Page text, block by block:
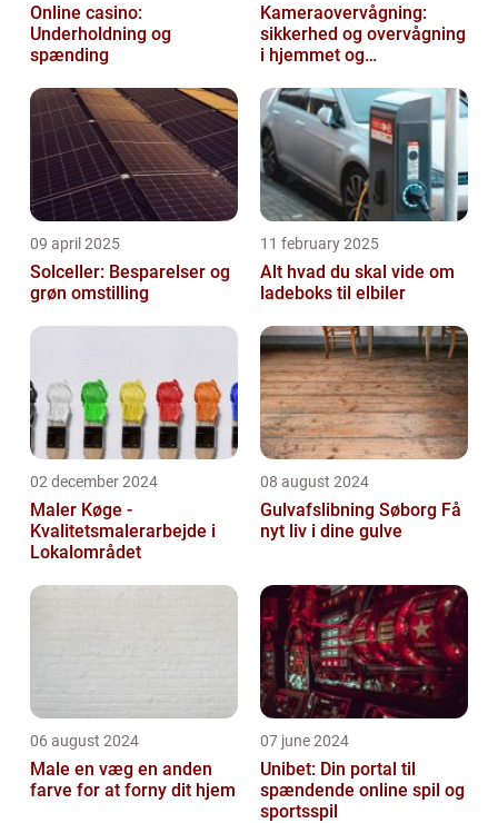
Online casino:
Underholdning og
spænding
Kameraovervågning:
sikkerhed og overvågning
i hjemmet og
09 april 2025
Solceller: Besparelser og
grøn omstilling
11 february 2025
Alt hvad du skal vide om
ladeboks til elbiler
02 december 2024
Maler Køge -
Kvalitetsmalerarbejde i
Lokalområdet
08 august 2024
Gulvafslibning Søborg Få
nyt liv i dine gulve
06 august 2024
Male en væg en anden
farve for at forny dit hjem
07 june 2024
Unibet: Din portal til
spændende online spil og
sportsspil